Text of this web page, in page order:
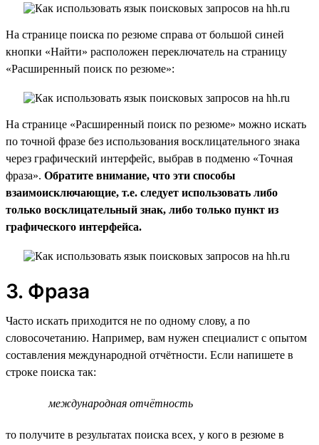
На странице поиска по резюме справа от большой синей
кнопки «Найти» расположен переключатель на страницу
«Расширенный поиск по резюме»:
На странице «Расширенный поиск по резюме» можно искать
по точной фразе без использования восклицательного знака
через графический интерфейс, выбрав в подменю «Точная
фраза». Обратите внимание, что эти способы
взаимоисключающие, т.е. следует использовать либо
только восклицательный знак, либо только пункт из
графического интерфейса.
3. Фраза
Часто искать приходится не по одному слову, а по
словосочетанию. Например, вам нужен специалист с опытом
составления международной отчётности. Если напишете в
строке поиска так:
международная отчётность
то получите в результатах поиска всех, у кого в резюме в